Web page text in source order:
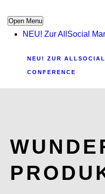
Open Menu
NEU! Zur AllSocial
NEU! ZUR
CONFERENCE